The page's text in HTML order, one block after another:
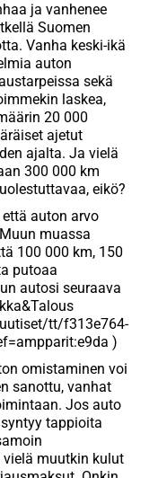
ja vanhenee
Suomen
Vanha keski-ikä
auton
sekä
laskea,
20 000
ajetut
ajalta. Ja vielä
300 000 km
eikö?
auton arvo
muassa
100 000 km, 150
putoaa
autosi seuraava
tt/f313e764-
)
omistaminen voi
sanottu, vanhat
Jos auto
tappioita
muutkin kulut